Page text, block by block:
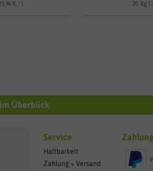
25,96 € / l 20 kg
Überblick
Service
Haltbarkeit
Zahlung + Versand